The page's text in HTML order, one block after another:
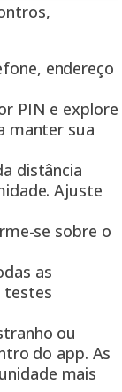
endereço
PIN e explore
manter sua
distância
Ajuste
se sobre o
as
testes
ou
do app. As
mais